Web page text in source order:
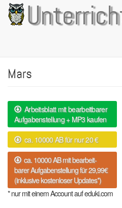
Direkt
zum
Inhalt
Mars
Arbeitsblatt mit bearbeitbarer
Aufgabenstellung + MP3 kaufen
ca. 10000 AB für nur 20 €
ca. 10000 AB mit bearbeit-
barer Aufgabenstellung für 29,99€
(inklusive kostenloser Updates*)
* nur mit einem Account auf eduki.com